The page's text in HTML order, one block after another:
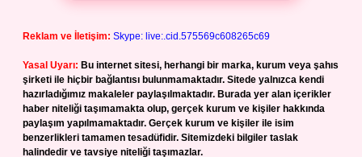
Reklam ve İletişim: Skype: live:.cid.575569c608265c69
Yasal Uyarı: Bu internet sitesi, herhangi bir marka, kurum veya şahıs
şirketi ile hiçbir bağlantısı bulunmamaktadır. Sitede yalnızca kendi
hazırladığımız makaleler paylaşılmaktadır. Burada yer alan içerikler
haber niteliği taşımamakta olup, gerçek kurum ve kişiler hakkında
paylaşım yapılmamaktadır. Gerçek kurum ve kişiler ile isim
benzerlikleri tamamen tesadüfidir. Sitemizdeki bilgiler taslak
halindedir ve tavsiye niteliği taşımazlar.